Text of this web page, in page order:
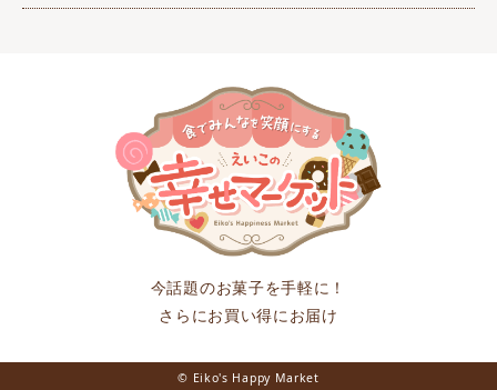
今話題のお菓子を手軽に！
さらにお買い得にお届け
© Eiko's Happy Market